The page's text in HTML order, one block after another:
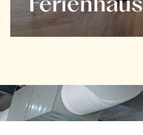
Ferienhaus